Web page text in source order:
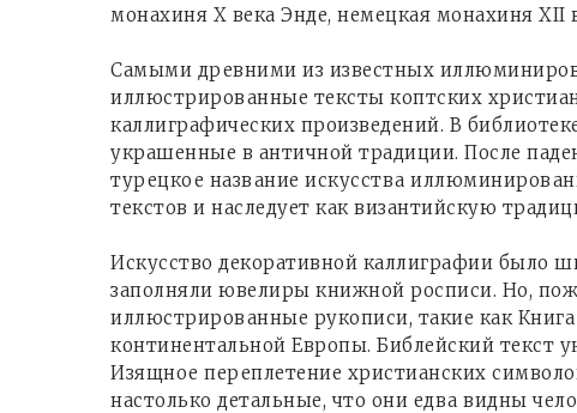
монахиня X века Энде, немецкая монахиня XII
Самыми древними из известных
иллюстрированные тексты коптских
каллиграфических произведений. В
украшенные в античной традиции. После
турецкое название искусства
текстов и наследует как византийскую
Искусство декоративной каллиграфии было
заполняли ювелиры книжной росписи. Но,
иллюстрированные рукописи, такие как
континентальной Европы. Библейский текст
Изящное переплетение христианских
настолько детальные, что они едва видны